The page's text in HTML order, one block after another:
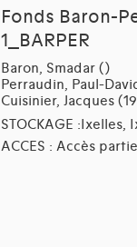
Fonds Baron-
1_BARPER
Baron, Smadar ()
Perraudin, Paul-
Cuisinier, Jacques
STOCKAGE :Ixelles,
ACCES : Accès